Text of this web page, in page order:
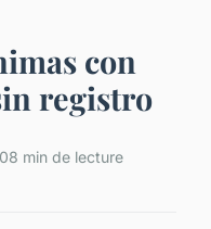
con
registro
8 min de lecture